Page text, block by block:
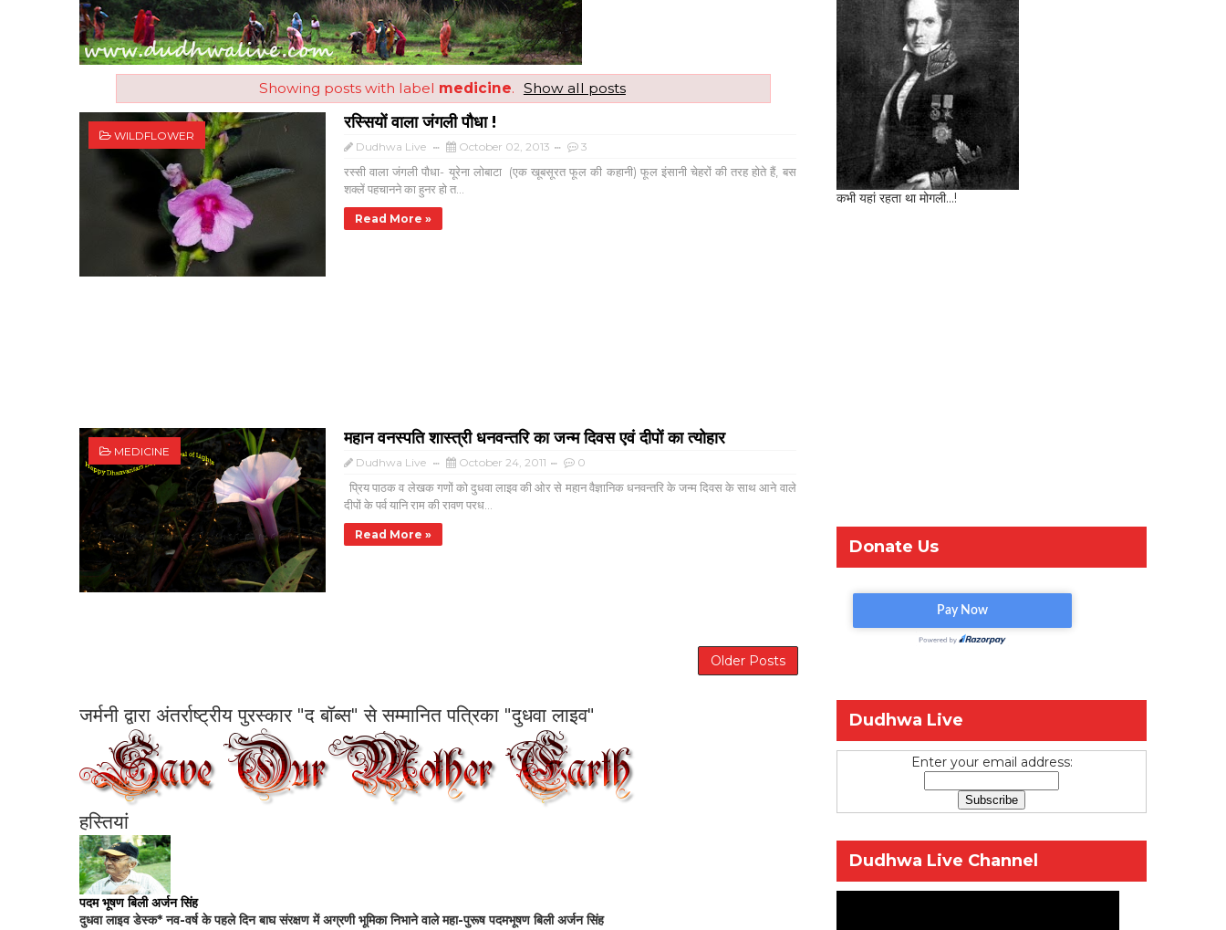
Showing posts with label medicine. Show all posts
WILDFLOWER
रस्सियों वाला जंगली पौधा !
Dudhwa Live October 02, 2013 3
रस्सी वाला जंगली पौधा- यूरेना लोबाटा (एक खूबसूरत फूल की कहानी) फूल इंसानी चेहरों की तरह होते हैं, बस
शक्लें पहचानने का हुनर हो त...
Read More »
MEDICINE
महान वनस्पति शास्त्री धनवन्तरि का जन्म दिवस एवं दीपों का त्योहार
Dudhwa Live October 24, 2011 0
प्रिय पाठक व लेखक गणों को दुधवा लाइव की ओर से महान वैज्ञानिक धनवन्तरि के जन्म दिवस के साथ आने वाले
दीपों के पर्व यानि राम की रावण परध...
Read More »
Older Posts
जर्मनी द्वारा अंतर्राष्ट्रीय पुरस्कार "द बॉब्स" से सम्मानित पत्रिका "दुधवा लाइव"
हस्तियां
पदम भूषण बिली अर्जन सिंह
दुधवा लाइव डेस्क* नव-वर्ष के पहले दिन बाघ संरक्षण में अग्रणी भूमिका निभाने वाले महा-पुरूष पदमभूषण बिली अर्जन सिंह
कभी यहां रहता था मोगली...!
Donate Us
Dudhwa Live
Enter your email address:
Dudhwa Live Channel